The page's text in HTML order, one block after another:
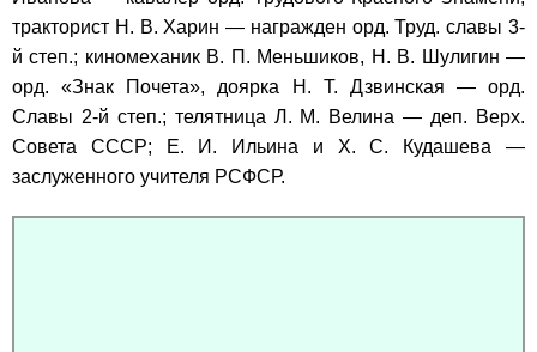
тракторист Н. В. Харин — награжден орд. Труд. славы 3-
й степ.; киномеханик В. П. Меньшиков, Н. В. Шулигин —
орд. «Знак Почета», доярка Н. Т. Дзвинская — орд.
Славы 2-й степ.; телятница Л. М. Велина — деп. Верх.
Совета СССР; Е. И. Ильина и Х. С. Кудашева —
заслуженного учителя РСФСР.